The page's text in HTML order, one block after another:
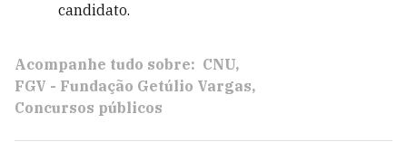
candidato.
Acompanhe tudo sobre: CNU
FGV - Fundação Getúlio Vargas
Concursos públicos